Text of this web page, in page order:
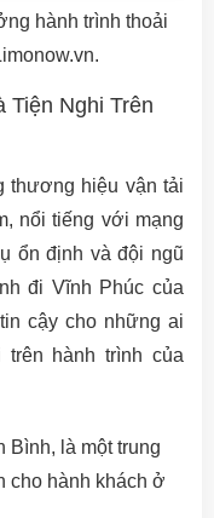
hành trình thoải
Tiện Nghi Trên
thương hiệu vận tải
nổi tiếng với mạng
ổn định và đội ngũ
đi Vĩnh Phúc của
cậy cho những ai
hành trình của
Bình, là một trung
cho hành khách ở